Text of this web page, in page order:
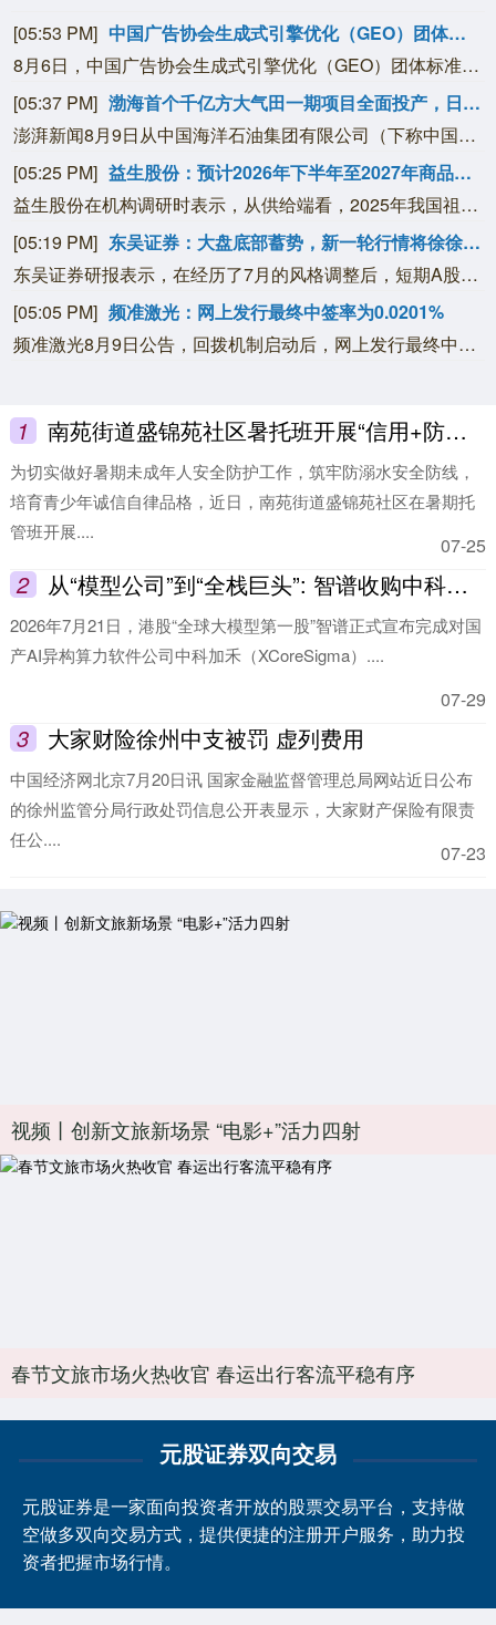
[05:53 PM]
中国广告协会生成式引擎优化（GEO）团体标准第二次征求意见会议在北京召开
8月6日，中国广告协会生成式引擎优化（GEO）团体标准第二次征求意见会议在北京召开。中国广告协会秘书长霍焰、副秘书长崔妍出席会议并深度参与标准研讨，来自央视网、抖音集团、阿里巴巴千问大模型、搜狐、360智见、利欧数字、微盟集团、深演智能、PureblueAI清蓝、钛镁AI、氧气科技、沙利文、泰和泰律所、国家广告研究院等GEO服务企业、互联网平台、大模型厂商、主流媒体、专业咨询机构、律师事务所及学术科研机构等全产业链各环节的专家代表参会，围绕中国广告协会三项GEO团体标准征求意见稿展开全面深度研讨，为标准完善建言献策。本次会议对7月8日首次征求意见以来GEO全产业链及监管部门等各方意见进行了全面系统梳理，后续协会将形成送审稿，持续推进标准完善工作，保障标准的权威性、专业性、普适性。
[05:37 PM]
渤海首个千亿方大气田一期项目全面投产，日产油气当量超5200吨
澎湃新闻8月9日从中国海洋石油集团有限公司（下称中国海油）获悉，我国渤海首个千亿方大气田——渤中19-6气田一期开发项目全面投产，日产油气当量超5200吨。当前正值迎峰度夏关键时期，一期开发项目全面投产，可进一步满足区域居民生活和工业生产的能源需求。渤中19-6气田位于渤海中部海域，探明天然气地质储量超2000亿立方米、探明石油液体地质储量超2亿立方米。该气田埋藏深度超过5000米，油气藏分布广阔但类型复杂，且潜山储层裂缝密集。据中国海油天津公司工程技术作业中心相关负责人介绍，一期开发项目成功实施6000米以上超深井10口，创下渤海油田开发项目超深井井数纪录，项目钻井作业平均井深超5500米。（澎湃）
[05:25 PM]
益生股份：预计2026年下半年至2027年商品代鸡苗市场行情较好
益生股份在机构调研时表示，从供给端看，2025年我国祖代白羽肉鸡全年进口量同比下降超过10%，叠加2026年1—5月国内引种再度中断，祖代种鸡的减少将影响14个月以后商品代鸡苗的供给，预计未来优质商品代鸡苗供给偏紧，市场价格行情向好；从需求端看，下游屠宰与养殖环节持续扩产，行业产能扩张意愿强烈，鸡苗需求量持续增加。同时市场普遍预期2027年猪肉价格回升，有望带动鸡肉价格上涨，进而传导至商品代鸡苗环节。综上，公司预计2026年下半年至2027年商品代鸡苗市场行情较好。
[05:19 PM]
东吴证券：大盘底部蓄势，新一轮行情将徐徐展开
东吴证券研报表示，在经历了7月的风格调整后，短期A股风格的再平衡，本质上是内生交易拥挤与外围市场联动共同驱动的资金面修正，而非产业趋势证伪，再从市场波动、股价位置、拥挤度、融资四个维度观察当前市场的状态。当前市场已经进入降波筑底的阶段，而接下来8月的业绩期将是关键的变奏点，AI主线有望再度走强。此外，其他景气线索也值得关注：创新药/CXO，业绩、政策等多因素共振，景气持续上修；电力设备，电网、电源等环节具备出海优势；有色金属，降息预期再度升温，金、铜价格修复。
[05:05 PM] 频准激光：网上发行最终中签率为0.0201%
频准激光8月9日公告，回拨机制启动后，网上发行最终中签率为0.0201%。
1 南苑街道盛锦苑社区暑托班开展“信用+防溺水”安全教育活动
07-25
为切实做好暑期未成年人安全防护工作，筑牢防溺水安全防线，
培育青少年诚信自律品格，近日，南苑街道盛锦苑社区在暑期托
管班开展....
2 从“模型公司”到“全栈巨头”: 智谱收购中科加禾的深意与算账
07-29
2026年7月21日，港股“全球大模型第一股”智谱正式宣布完成对国
产AI异构算力软件公司中科加禾（XCoreSigma）....
3 大家财险徐州中支被罚 虚列费用
07-23
中国经济网北京7月20日讯 国家金融监督管理总局网站近日公布
的徐州监管分局行政处罚信息公开表显示，大家财产保险有限责
任公....
视频丨创新文旅新场景 “电影+”活力四射
春节文旅市场火热收官 春运出行客流平稳有序
元股证券双向交易
元股证券是一家面向投资者开放的股票交易平台，支持做
空做多双向交易方式，提供便捷的注册开户服务，助力投
资者把握市场行情。